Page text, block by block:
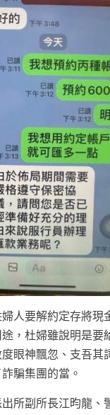
人要解約定存將現
，杜婦雖說明是要
眼神飄忽、支吾其
騙集團的當。
所副所長江昀龍、